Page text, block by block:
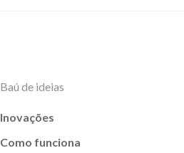
Baú de ideias
Inovações
Como funciona